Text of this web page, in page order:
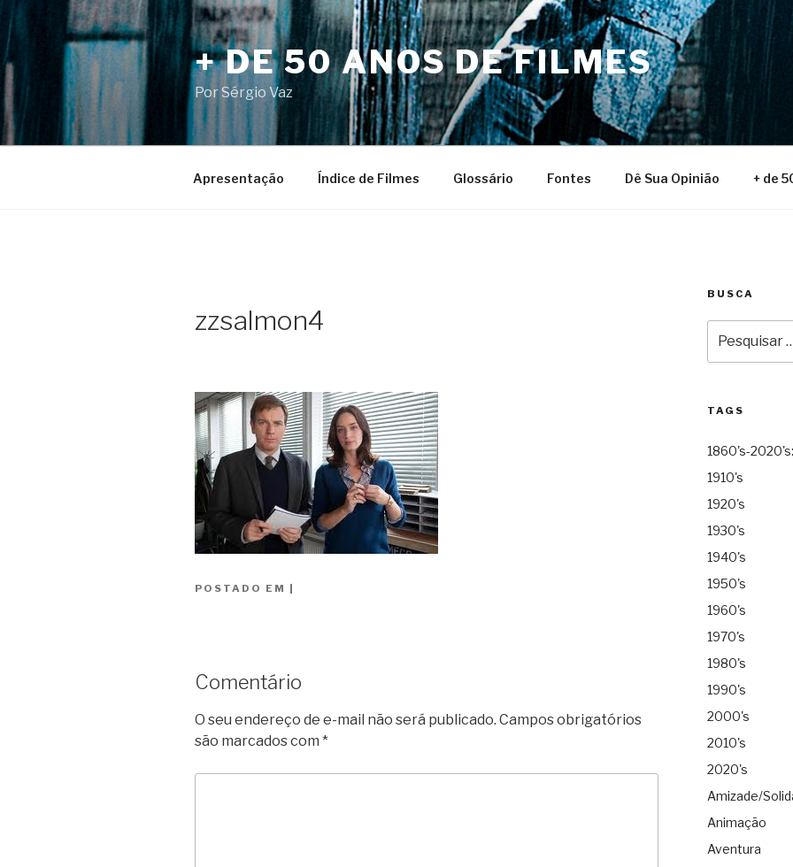
para
o
conteúdo
+ DE 50 ANOS DE FILMES
Por Sérgio Vaz
Apresentação Índice de Filmes Glossário Fontes Dê Sua Opinião + de
zzsalmon4
POSTADO EM
Comentário
O seu endereço de e-mail não será publicado. Campos obrigatórios
são marcados com *
BUSCA
por:
TAGS
1860's-
1910's
1920's
1930's
1940's
1950's
1960's
1970's
1980's
1990's
2000's
2010's
2020's
Amizade/
Animação
Aventura